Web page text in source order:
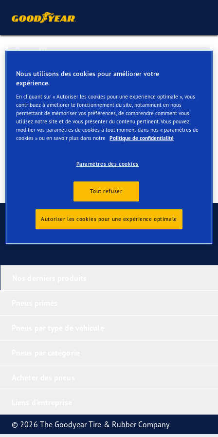
Retour liste
GARAGE PAPY ET FILS SPRL
Services disponibles en ligne et en magasin
Contact Services
Contactez-nous
© 2026 The Goodyear Tire & Rubber Company
Nous utilisons des cookies pour améliorer votre
expérience.
En cliquant sur « Autoriser les cookies pour une expérience optimale », vous
contribuez à améliorer le fonctionnement du site, notamment en nous
permettant de mémoriser vos préférences, de comprendre comment vous
utilisez notre site et de vous présenter du contenu pertinent. Vous pouvez
modifier vos paramètres de cookies à tout moment dans nos « paramètres de
cookies » ou en savoir plus dans notre Politique de confidentialité
Paramètres des cookies
Tout refuser
Autoriser les cookies pour une expérience optimale